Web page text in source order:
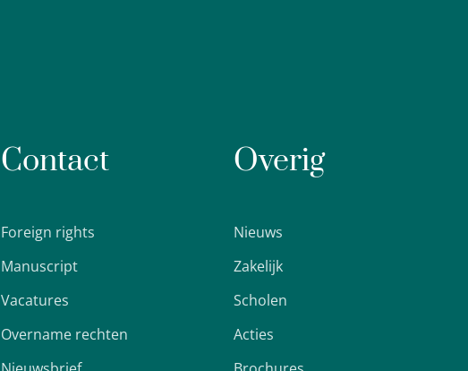
Contact
Foreign rights
Manuscript
Vacatures
Overname rechten
Overig
Nieuws
Zakelijk
Scholen
Acties